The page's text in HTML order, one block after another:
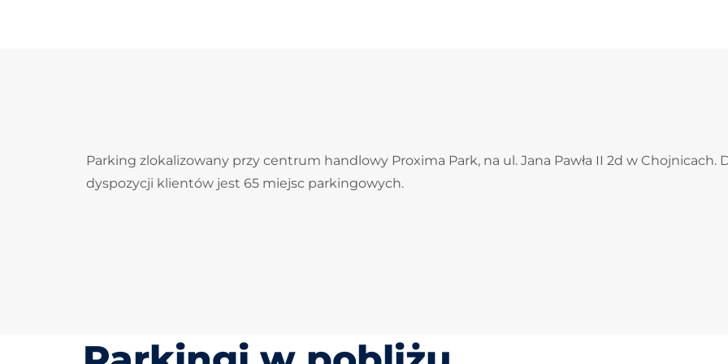
Parking zlokalizowany przy centrum handlowy Proxima Park, na ul. Jana Pawła II 2d w Chojnicach.
dyspozycji klientów jest 65 miejsc parkingowych.